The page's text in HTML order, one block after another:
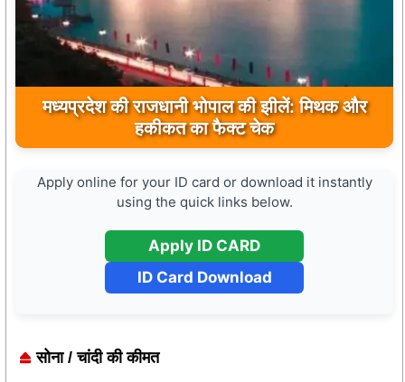
मध्यप्रदेश की राजधानी भोपाल की झीलें: मिथक और
हकीकत का फैक्ट चेक
मुख्यमंत्री डॉ. मोहन यादव ने मऊगंज के बहुती जलप्रपात
का अवलोकन कर पर्यटन विकास की दिशा में उठाया कदम
Apply online for your ID card or download it instantly
using the quick links below.
Apply ID CARD
ID Card Download
सोना / चांदी की कीमत